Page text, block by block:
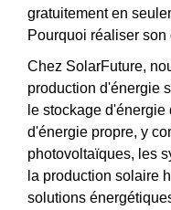
gratuitement en
Pourquoi réaliser
Chez SolarFuture,
production d'énergie
le stockage
d'énergie propre, y
photovoltaïques, les
la production solaire
solutions